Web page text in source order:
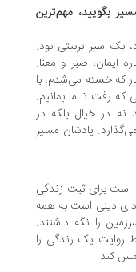
مهم‌ترین
تربیتی بود.
صبر و معنا.
می‌شدم، با
ما بمانیم.
بلکه در
یادشان مسیر
ثبت زندگی
است به همه
نگه داشتند.
یک زندگی را